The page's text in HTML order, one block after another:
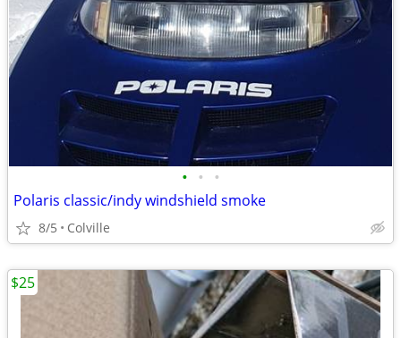
• • •
Polaris classic/indy windshield smoke
8/5 Colville
$25